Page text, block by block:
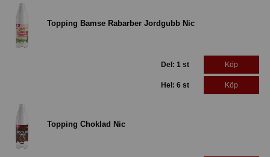
Topping Bamse Rabarber Jordgubb Nic
Del: 1 st Köp
Hel: 6 st Köp
Topping Choklad Nic